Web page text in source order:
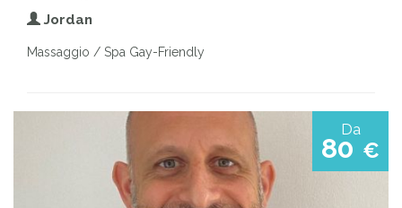
Jordan
Massaggio / Spa Gay-Friendly
Da
80 €